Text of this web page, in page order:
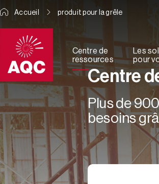
Centre de
ressources
Les
pour
Accueil produit pour la grêle
Centre
Plus de
besoins